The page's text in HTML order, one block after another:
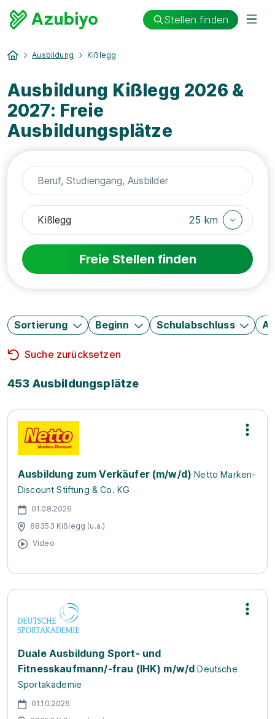
Stellen finden
Ausbildung Kißlegg
Ausbildung Kißlegg 2026 &
2027: Freie
Ausbildungsplätze
25 km
Freie Stellen finden
Sortierung Beginn Schulabschluss
Suche zurücksetzen
453 Ausbildungsplätze
Ausbildung zum Verkäufer (m/w/d) Netto Marken-
Discount Stiftung & Co. KG
01.08.2026
88353 Kißlegg (u.a.)
Video
Duale Ausbildung Sport- und
Fitnesskaufmann/-frau (IHK) m/w/d Deutsche
Sportakademie
01.10.2026